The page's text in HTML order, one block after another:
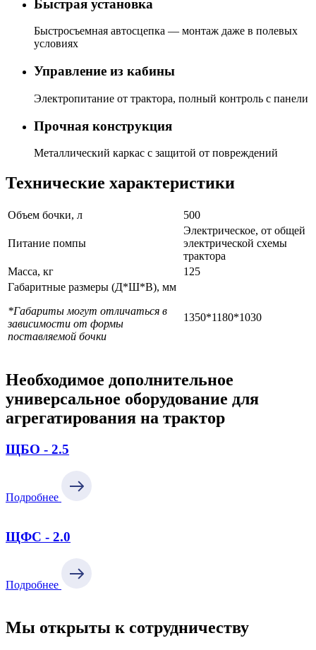
Быстрая установка
Быстросъемная автосцепка — монтаж даже в полевых
условиях
Управление из кабины
Электропитание от трактора, полный контроль с панели
Прочная конструкция
Металлический каркас с защитой от повреждений
Технические характеристики
Объем бочки, л 500
Питание помпы
Электрическое, от общей
электрической схемы
трактора
Масса, кг
125
Габаритные размеры (Д*Ш*В), мм
*Габариты могут отличаться в
зависимости от формы
поставляемой бочки
1350*1180*1030
Необходимое дополнительное
универсальное оборудование для
агрегатирования на трактор
ЩБО - 2.5
Подробнее
ЩФС - 2.0
Подробнее
Мы открыты к сотрудничеству